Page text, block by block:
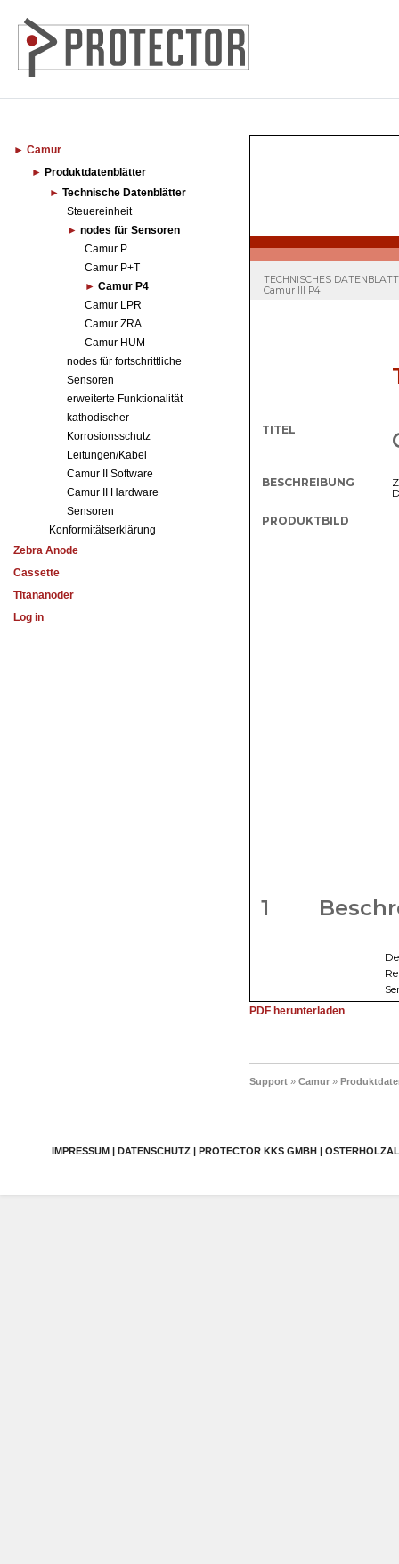
Camur
Produktdatenblätter
Technische Datenblätter
Steuereinheit
nodes für Sensoren
Camur P
Camur P+T
Camur P4
Camur LPR
Camur ZRA
Camur HUM
nodes für fortschrittliche
Sensoren
erweiterte Funktionalität
kathodischer
Korrosionsschutz
Leitungen/Kabel
Camur II Software
Camur II Hardware
Sensoren
Konformitätserklärung
Zebra Anode
Cassette
Titananoder
Log in
PDF herunterladen
Support » Camur »
IMPRESSUM | DATENSCHUTZ | PROTECTOR KKS GMBH |